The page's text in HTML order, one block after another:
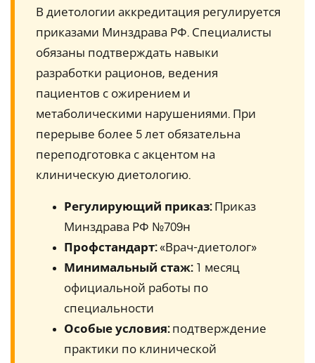
В диетологии аккредитация регулируется
приказами Минздрава РФ. Специалисты
обязаны подтверждать навыки
разработки рационов, ведения
пациентов с ожирением и
метаболическими нарушениями. При
перерыве более 5 лет обязательна
переподготовка с акцентом на
клиническую диетологию.
Регулирующий приказ:Приказ
Минздрава РФ №709н
Профстандарт:«Врач-диетолог»
Минимальный стаж:1 месяц
официальной работы по
специальности
Особые условия:подтверждение
практики по клинической